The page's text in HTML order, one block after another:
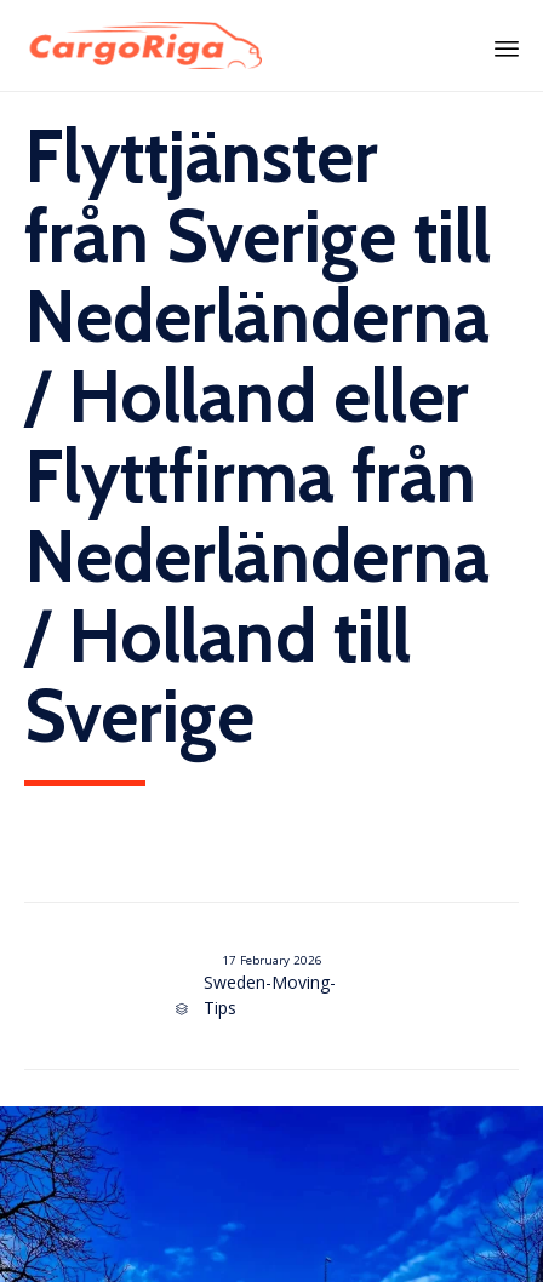
content
Flyttjänster
från Sverige till
Nederländerna
/ Holland eller
Flyttfirma från
Nederländerna
/ Holland till
Sverige
17 February 2026

Category
Sweden-Moving-
Tips